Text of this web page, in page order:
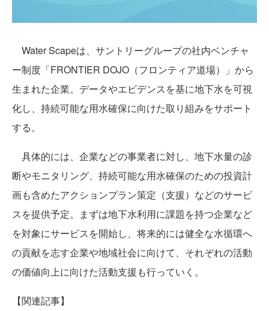
Water Scapeは、サントリーグループの社内ベンチャ
ー制度「FRONTIER DOJO（フロンティア道場）」から
生まれた企業。データやエビデンスを基に地下水を可視
化し、持続可能な用水確保に向けた取り組みをサポート
する。
具体的には、企業などの事業者に対し、地下水量の診
断やモニタリング、持続可能な用水確保のための投資計
画も含めたアクションプラン策定（支援）などのサービ
スを提供予定。まずは地下水利用に課題を持つ企業など
を対象にサービスを開始し、将来的には健全な水循環へ
の貢献を志す企業や地域社会に向けて、それぞれの活動
の価値向上に向けた活動支援も行っていく。
【関連記事】